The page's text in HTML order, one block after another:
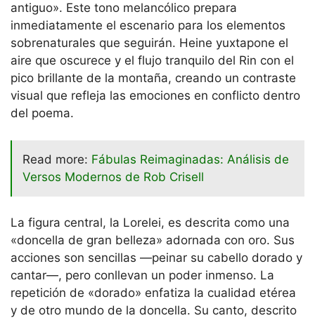
antiguo». Este tono melancólico prepara
inmediatamente el escenario para los elementos
sobrenaturales que seguirán. Heine yuxtapone el
aire que oscurece y el flujo tranquilo del Rin con el
pico brillante de la montaña, creando un contraste
visual que refleja las emociones en conflicto dentro
del poema.
Read more: Fábulas Reimaginadas: Análisis de
Versos Modernos de Rob Crisell
La figura central, la Lorelei, es descrita como una
«doncella de gran belleza» adornada con oro. Sus
acciones son sencillas —peinar su cabello dorado y
cantar—, pero conllevan un poder inmenso. La
repetición de «dorado» enfatiza la cualidad etérea
y de otro mundo de la doncella. Su canto, descrito